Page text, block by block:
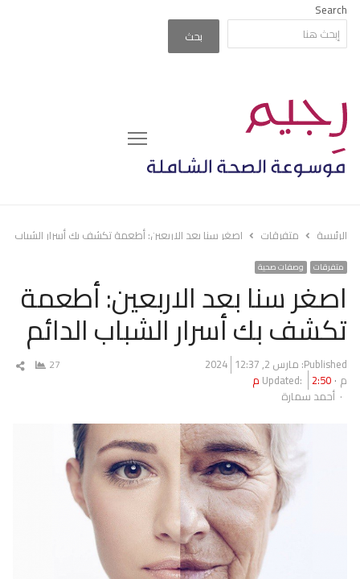
Search
بحث
Menu
الرئيسة متفرقات اصغر سنا بعد الاربعين: أطعمة تكشف بك أسرار الشباب
متفرقات وصفات صحية
اصغر سنا بعد الاربعين: أطعمة
تكشف بك أسرار الشباب الدائم
Published: مارس 2, 2024
12:37
م
Updated: 2:50 م
Author
أحمد سمارة
27